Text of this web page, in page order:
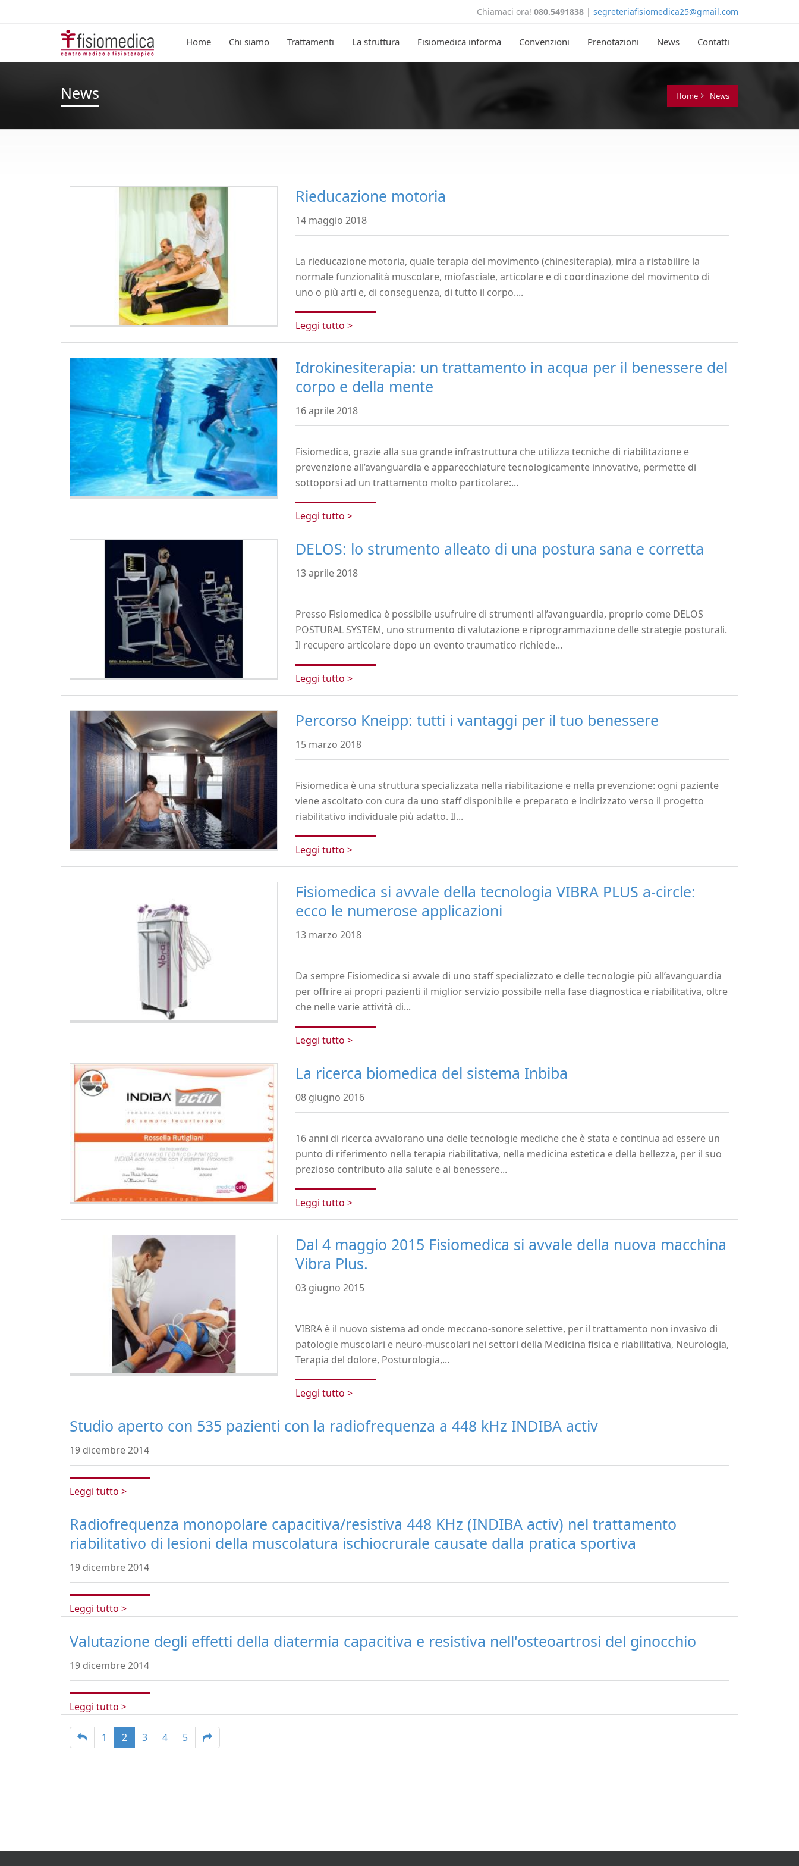
Chiamaci ora! 080.5491838 | segreteriafisiomedica25@gmail.com
Home Chi siamo Trattamenti La struttura Fisiomedica informa Convenzioni Prenotazioni News Contatti
News Home News
Rieducazione motoria
14 maggio 2018
La rieducazione motoria, quale terapia del movimento (chinesiterapia), mira a ristabilire la
normale funzionalità muscolare, miofasciale, articolare e di coordinazione del movimento di
uno o più arti e, di conseguenza, di tutto il corpo....
Leggi tutto >
Idrokinesiterapia: un trattamento in acqua per il benessere del
corpo e della mente
16 aprile 2018
Fisiomedica, grazie alla sua grande infrastruttura che utilizza tecniche di riabilitazione e
prevenzione all’avanguardia e apparecchiature tecnologicamente innovative, permette di
sottoporsi ad un trattamento molto particolare:...
Leggi tutto >
DELOS: lo strumento alleato di una postura sana e corretta
13 aprile 2018
Presso Fisiomedica è possibile usufruire di strumenti all’avanguardia, proprio come DELOS
POSTURAL SYSTEM, uno strumento di valutazione e riprogrammazione delle strategie posturali.
Il recupero articolare dopo un evento traumatico richiede...
Leggi tutto >
Percorso Kneipp: tutti i vantaggi per il tuo benessere
15 marzo 2018
Fisiomedica è una struttura specializzata nella riabilitazione e nella prevenzione: ogni paziente
viene ascoltato con cura da uno staff disponibile e preparato e indirizzato verso il progetto
riabilitativo individuale più adatto. Il...
Leggi tutto >
Fisiomedica si avvale della tecnologia VIBRA PLUS a-circle:
ecco le numerose applicazioni
13 marzo 2018
Da sempre Fisiomedica si avvale di uno staff specializzato e delle tecnologie più all’avanguardia
per offrire ai propri pazienti il miglior servizio possibile nella fase diagnostica e riabilitativa, oltre
che nelle varie attività di...
Leggi tutto >
La ricerca biomedica del sistema Inbiba
08 giugno 2016
16 anni di ricerca avvalorano una delle tecnologie mediche che è stata e continua ad essere un
punto di riferimento nella terapia riabilitativa, nella medicina estetica e della bellezza, per il suo
prezioso contributo alla salute e al benessere...
Leggi tutto >
Dal 4 maggio 2015 Fisiomedica si avvale della nuova macchina
Vibra Plus.
03 giugno 2015
VIBRA è il nuovo sistema ad onde meccano-sonore selettive, per il trattamento non invasivo di
patologie muscolari e neuro-muscolari nei settori della Medicina fisica e riabilitativa, Neurologia,
Terapia del dolore, Posturologia,...
Leggi tutto >
Studio aperto con 535 pazienti con la radiofrequenza a 448 kHz INDIBA activ
19 dicembre 2014
Leggi tutto >
Radiofrequenza monopolare capacitiva/resistiva 448 KHz (INDIBA activ) nel trattamento
riabilitativo di lesioni della muscolatura ischiocrurale causate dalla pratica sportiva
19 dicembre 2014
Leggi tutto >
Valutazione degli effetti della diatermia capacitiva e resistiva nell'osteoartrosi del ginocchio
19 dicembre 2014
Leggi tutto >
1 2 3 4 5